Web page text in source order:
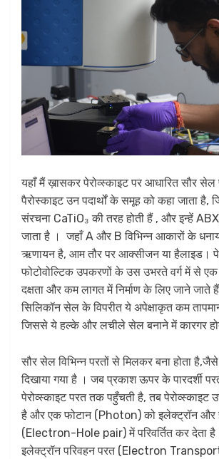
यहाँ मैं ख़ासकर पेरोव्स्काइट पर आधारित सौर
पैरोस्काइट उन पदार्थों के समूह को कहा जाता है,
संरचना CaTiO₃ की तरह होती हैं , और इन्हें ABX₃
जाता है । जहाँ A और B विभिन्न आकारों के
ऋणायन है, आम तौर पर आक्सीजन या हैलाइड।
फोटोवोल्टिक उपकरणों के उस उभरते वर्ग में से
दक्षता और कम लागत में निर्माण के लिए जाने जाते
सिलिकॉन सेल के विपरीत ये अपेक्षाकृत कम
जिससे ये हल्के और लचीले सेल बनाने में कारगर
सौर सेल विभिन्न परतों से मिलकर बना होता
दिखाया गया है । जब प्रकाश ऊपर के पारदर्शी
पेरोव्स्काइट परत तक पहुँचती है, तब पेरोव्स्काइट
है और एक फोटान (Photon) को इलेक्ट्रॉन और
(Electron-Hole pair) में परिवर्तित कर देता
इलेक्ट्रॉन परिवहन परत (Electron